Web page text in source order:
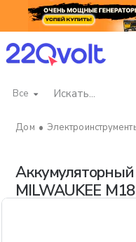
Все
Искать...
MILWAUKEE